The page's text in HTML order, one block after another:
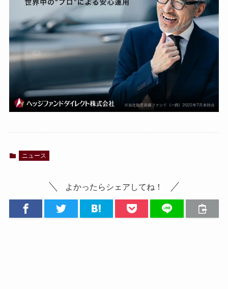
ニュース
よかったらシェアしてね！